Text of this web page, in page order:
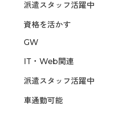
派遣スタッフ活躍中
資格を活かす
GW
IT・Web関連
派遣スタッフ活躍中
車通勤可能